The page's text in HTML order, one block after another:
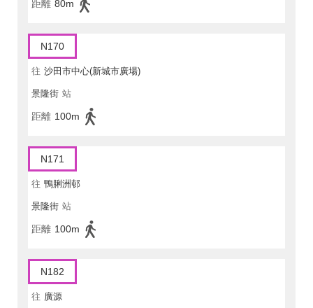
距離 80m
N170
往 沙田市中心(新城市廣場)
景隆街 站
距離 100m
N171
往 鴨脷洲邨
景隆街 站
距離 100m
N182
往 廣源